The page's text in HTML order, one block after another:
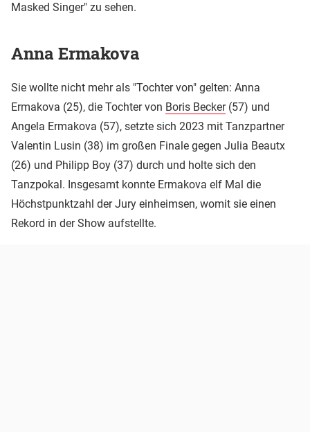
Masked Singer" zu sehen.
Anna Ermakova
Sie wollte nicht mehr als "Tochter von" gelten: Anna
Ermakova (25), die Tochter von Boris Becker(57) und
Angela Ermakova (57), setzte sich 2023 mit Tanzpartner
Valentin Lusin (38) im großen Finale gegen Julia Beautx
(26) und Philipp Boy (37) durch und holte sich den
Tanzpokal. Insgesamt konnte Ermakova elf Mal die
Höchstpunktzahl der Jury einheimsen, womit sie einen
Rekord in der Show aufstellte.